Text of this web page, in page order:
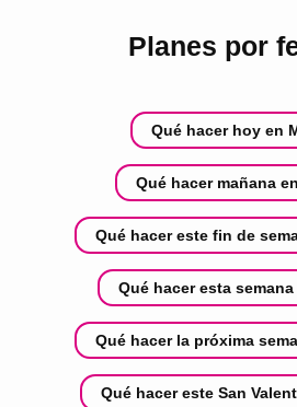
Planes por
Qué hacer hoy en
Qué hacer mañana
Qué hacer este fin de
Qué hacer esta
Qué hacer la próxima
Qué hacer este San